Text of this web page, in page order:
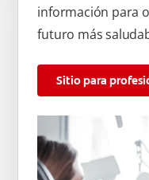
información para
futuro más
Sitio para